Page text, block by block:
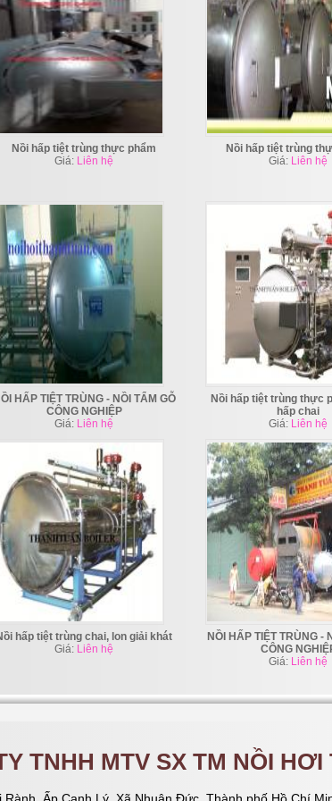
Nồi hấp tiệt trùng thực phẩm
Giá: Liên hệ
Nồi hấp tiệt trùng
Giá: Liên hệ
HẤP TIỆT TRÙNG - NỒI TẨM GỖ
CÔNG NGHIỆP
Giá: Liên hệ
Nồi hấp tiệt trùng thực
hấp chai
Giá: Liên hệ
hấp tiệt trùng chai, lon giải khát
Giá: Liên hệ
NỒI HẤP TIỆT TRÙNG -
CÔNG
Giá: Liên hệ
TNHH MTV SX TM NỒI